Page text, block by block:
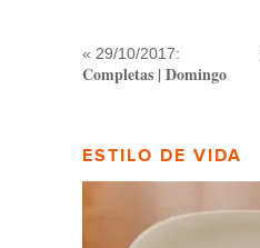
« 29/10/2017:
Completas | Domingo
ESTILO DE VIDA